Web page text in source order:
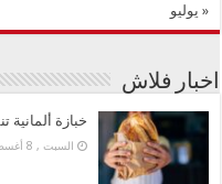
« يوليو
اخبار فلاش
خبازة ألمانية
السبت , 8 أغسطس 2026